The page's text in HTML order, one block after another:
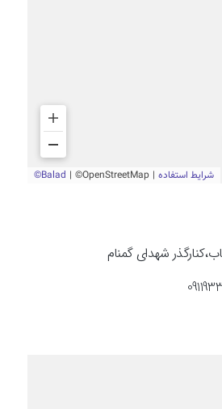
شهدای گمنام